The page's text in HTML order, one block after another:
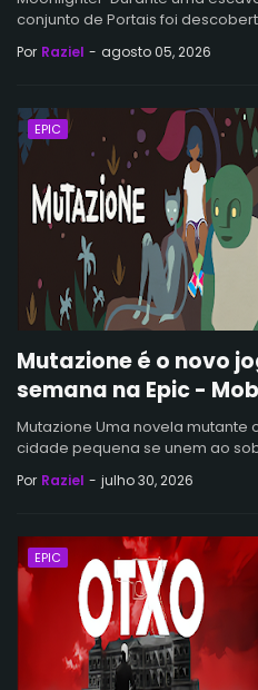
conjunto de Portais foi
Por Raziel - agosto 05, 2026
EPIC
Mutazione é o novo
semana na Epic -
Mutazione Uma novela mutante
cidade pequena se unem ao
Por Raziel - julho 30, 2026
EPIC